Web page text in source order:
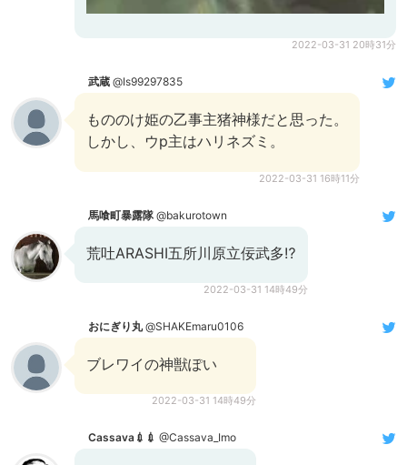
2022-03-31 20時31分
武蔵 @Is99297835
もののけ姫の乙事主猪神様だと思った。
しかし、ウp主はハリネズミ。
2022-03-31 16時11分
馬喰町暴露隊 @bakurotown
荒吐ARASHI五所川原立佞武多⁉︎
2022-03-31 14時49分
おにぎり丸@SHAKEmaru0106
ブレワイの神獣ぽい
2022-03-31 14時49分
Cassava💉💉 @Cassava_Imo